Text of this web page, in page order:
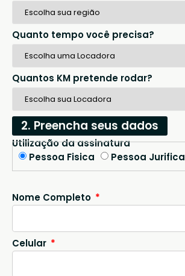
Quanto tempo você precisa?
Quantos KM pretende rodar?
2. Preencha seus dados
Utilização da assinatura
Pessoa Fisica
Pessoa Jurifica
Nome Completo
Celular